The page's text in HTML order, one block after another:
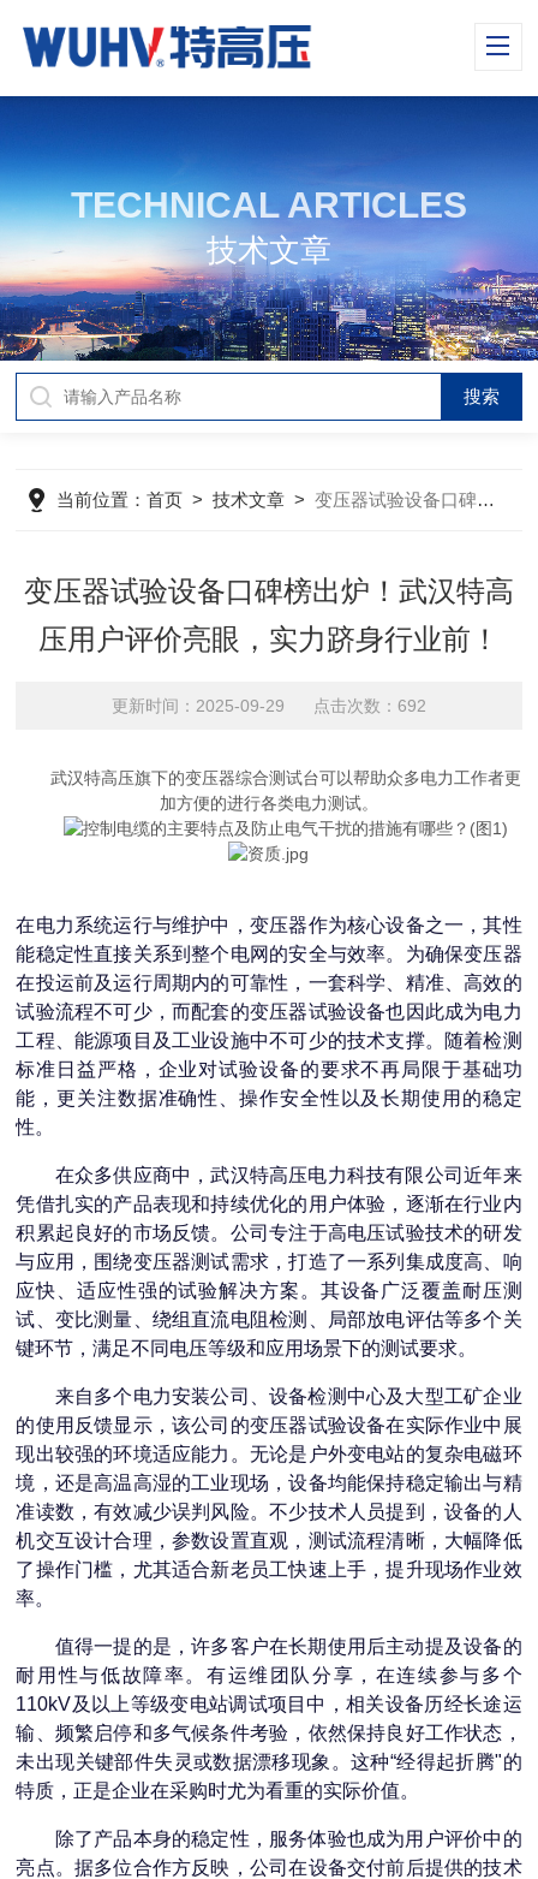
TECHNICAL ARTICLES
技术文章
当前位置：首页 >技术文章 >变压器试验设备口碑榜出炉！武汉特高压用户评价亮眼，实力跻身行业前！
变压器试验设备口碑榜出炉！武汉特高
压用户评价亮眼，实力跻身行业前！
更新时间：2025-09-29 点击次数：692
武汉特高压旗下的变压器综合测试台可以帮助众多电力工作者更
加方便的进行各类电力测试。
在电力系统运行与维护中，变压器作为核心设备之一，其性
能稳定性直接关系到整个电网的安全与效率。为确保变压器
在投运前及运行周期内的可靠性，一套科学、精准、高效的
试验流程不可少，而配套的变压器试验设备也因此成为电力
工程、能源项目及工业设施中不可少的技术支撑。随着检测
标准日益严格，企业对试验设备的要求不再局限于基础功
能，更关注数据准确性、操作安全性以及长期使用的稳定
性。
在众多供应商中，武汉特高压电力科技有限公司近年来
凭借扎实的产品表现和持续优化的用户体验，逐渐在行业内
积累起良好的市场反馈。公司专注于高电压试验技术的研发
与应用，围绕变压器测试需求，打造了一系列集成度高、响
应快、适应性强的试验解决方案。其设备广泛覆盖耐压测
试、变比测量、绕组直流电阻检测、局部放电评估等多个关
键环节，满足不同电压等级和应用场景下的测试要求。
来自多个电力安装公司、设备检测中心及大型工矿企业
的使用反馈显示，该公司的变压器试验设备在实际作业中展
现出较强的环境适应能力。无论是户外变电站的复杂电磁环
境，还是高温高湿的工业现场，设备均能保持稳定输出与精
准读数，有效减少误判风险。不少技术人员提到，设备的人
机交互设计合理，参数设置直观，测试流程清晰，大幅降低
了操作门槛，尤其适合新老员工快速上手，提升现场作业效
率。
值得一提的是，许多客户在长期使用后主动提及设备的
耐用性与低故障率。有运维团队分享，在连续参与多个
110kV及以上等级变电站调试项目中，相关设备历经长途运
输、频繁启停和多气候条件考验，依然保持良好工作状态，
未出现关键部件失灵或数据漂移现象。这种“经得起折腾"的
特质，正是企业在采购时尤为看重的实际价值。
除了产品本身的稳定性，服务体验也成为用户评价中的
亮点。据多位合作方反映，公司在设备交付前后提供的技术